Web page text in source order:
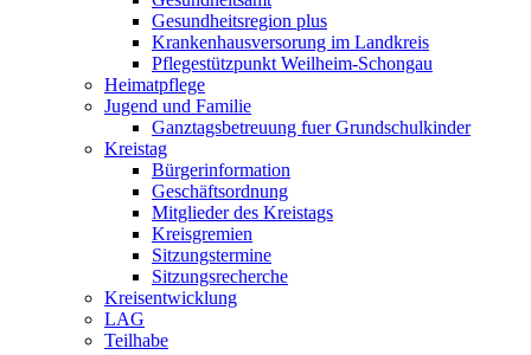
Gesundheitsregion plus
Krankenhausversorung im Landkreis
Pflegestützpunkt Weilheim-Schongau
Heimatpflege
Jugend und Familie
Ganztagsbetreuung fuer Grundschulkinder
Kreistag
Bürgerinformation
Geschäftsordnung
Mitglieder des Kreistags
Kreisgremien
Sitzungstermine
Sitzungsrecherche
Kreisentwicklung
LAG
Teilhabe